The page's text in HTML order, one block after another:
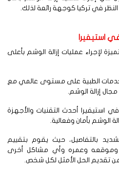
في تركيا كوجهة رائعة لذلك.
عمليات إزالة الوشم بأعلى
الطبية على مستوى عالمي مع
الوشم.
أحدث التقنيات والأجهزة
بأمان وفعالية.
بالتفاصيل، حيث يقوم بتقييم
وعمره وأي مشاكل أخرى
تقديم الحل الأمثل لكل شخص.